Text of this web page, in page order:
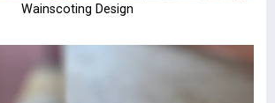
Wainscoting Design